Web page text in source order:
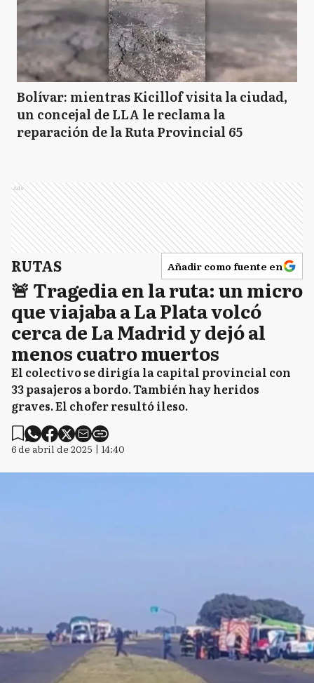
Bolívar: mientras Kicillof visita la ciudad,
un concejal de LLA le reclama la
reparación de la Ruta Provincial 65
Ads
RUTAS Añadir como fuente en
🚨 Tragedia en la ruta: un micro
que viajaba a La Plata volcó
cerca de La Madrid y dejó al
menos cuatro muertos
El colectivo se dirigía la capital provincial con
33 pasajeros a bordo. También hay heridos
graves. El chofer resultó ileso.
6 de abril de 2025 | 14:40